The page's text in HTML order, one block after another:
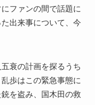
ファンの間で話題に
出来事について、今
衰の計画を探るうち
歩はこの緊急事態に
を盗み、国木田の救